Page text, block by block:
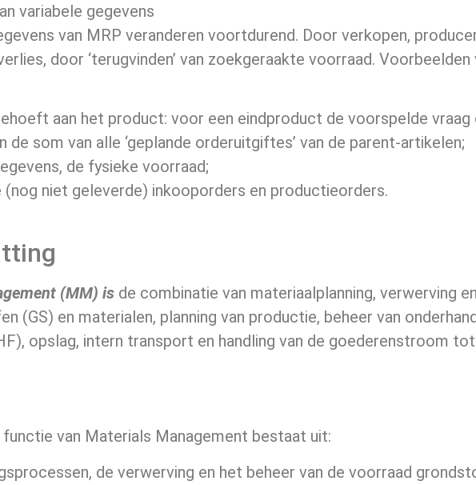
variabele gegevens
van MRP veranderen voortdurend. Door verkopen,
door ‘terugvinden’ van zoekgeraakte voorraad. Voorbeelden
aan het product: voor een eindproduct de voorspelde
de som van alle ‘geplande orderuitgiftes’ van de parent-artikelen;
de fysieke voorraad;
(nog niet geleverde) inkooporders en productieorders.
(MM) is de combinatie van materiaalplanning, verwerving
(GS) en materialen, planning van productie, beheer van
opslag, intern transport en handling van de goederenstroom
functie van Materials Management bestaat uit:
de verwerving en het beheer van de voorraad